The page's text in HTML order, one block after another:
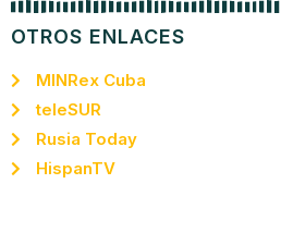
OTROS ENLACES
MINRex Cuba
teleSUR
Rusia Today
HispanTV